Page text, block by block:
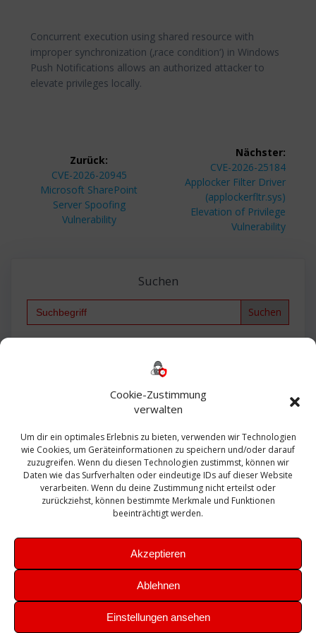
Cookie-Zustimmung
verwalten
Um dir ein optimales Erlebnis zu bieten, verwenden wir Technologien
wie Cookies, um Geräteinformationen zu speichern und/oder darauf
zuzugreifen. Wenn du diesen Technologien zustimmst, können wir
Daten wie das Surfverhalten oder eindeutige IDs auf dieser Website
verarbeiten. Wenn du deine Zustimmung nicht erteilst oder
zurückziehst, können bestimmte Merkmale und Funktionen
beeinträchtigt werden.
Akzeptieren
Ablehnen
Einstellungen ansehen
Concurrent execution using shared resource with
improper synchronization (‚race condition‘) in Windows
Push Notifications allows an authorized attacker to
elevate privileges locally.
Zurück:
Vorheriger
Beitrag:
CVE-2026-20945
Microsoft SharePoint
Server Spoofing
Vulnerability
Nächster:
Nächster
Beitrag:
CVE-2026-25184
Applocker Filter Driver
(applockerfltr.sys)
Elevation of Privilege
Vulnerability
Suchen
Search
Bautagebuch
Exchange firewall Fritzbox
Microsoft
Sanierung SBS Security Server Sicherheit
Sicherung SIEM Sophos SSL Ubuntu
Update Upgrade UTM VCenter VCSA Veeam
VMWare VPN WAZUH Windows
Zertifikat
Theme